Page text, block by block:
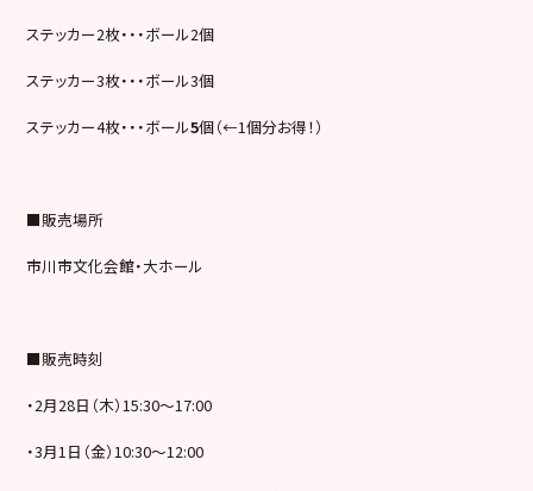
ステッカー2枚・・・ボール2個
ステッカー3枚・・・ボール3個
ステッカー4枚・・・ボール5個（←1個分お得！）
■販売場所
市川市文化会館・大ホール
■販売時刻
・2月28日（木）15:30〜17:00
・3月1日（金）10:30〜12:00